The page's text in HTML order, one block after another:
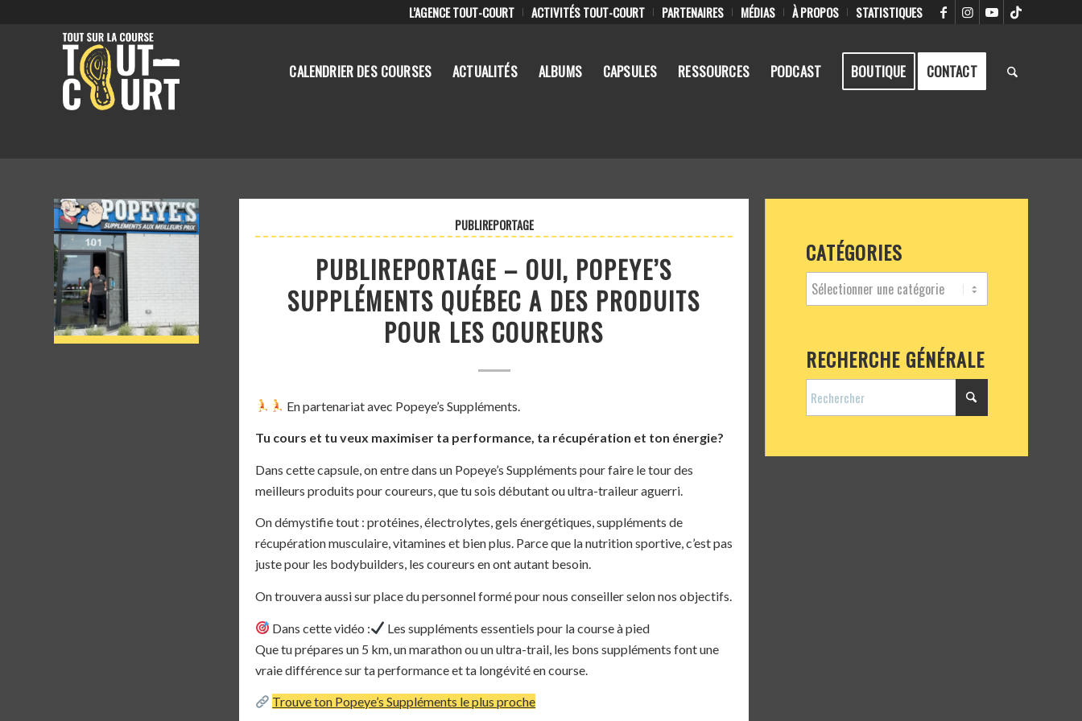
L’AGENCE TOUT-COURT ACTIVITÉS TOUT-COURT PARTENAIRES MÉDIAS À PROPOS STATISTIQUES
CALENDRIER DES COURSES ACTUALITÉS ALBUMS CAPSULES RESSOURCES PODCAST BOUTIQUE CONTACT
PUBLIREPORTAGE
PUBLIREPORTAGE – OUI, POPEYE’S
SUPPLÉMENTS QUÉBEC A DES PRODUITS
POUR LES COUREURS
En partenariat avec Popeye’s Suppléments.
Tu cours et tu veux maximiser ta performance, ta récupération et ton énergie?
Dans cette capsule, on entre dans un Popeye’s Suppléments pour faire le tour des
meilleurs produits pour coureurs, que tu sois débutant ou ultra-traileur aguerri.
On démystifie tout : protéines, électrolytes, gels énergétiques, suppléments de
récupération musculaire, vitamines et bien plus. Parce que la nutrition sportive, c’est pas
juste pour les bodybuilders, les coureurs en ont autant besoin.
On trouvera aussi sur place du personnel formé pour nous conseiller selon nos objectifs.
Dans cette vidéo :
Les suppléments essentiels pour la course à pied
Que tu prépares un 5 km, un marathon ou un ultra-trail, les bons suppléments font une
vraie différence sur ta performance et ta longévité en course.
Trouve ton Popeye’s Suppléments le plus proche
CATÉGORIES
RECHERCHE GÉNÉRALE